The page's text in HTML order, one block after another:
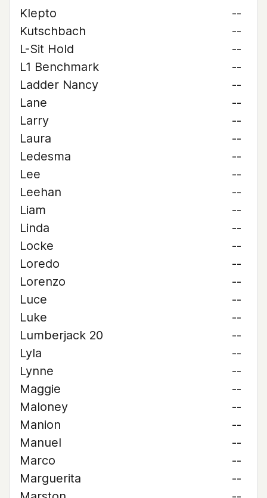
Klepto
--
Kutschbach
--
L-Sit Hold
--
L1 Benchmark
--
Ladder Nancy
--
Lane
--
Larry
--
Laura
--
Ledesma
--
Lee
--
Leehan
--
Liam
--
Linda
--
Locke
--
Loredo
--
Lorenzo
--
Luce
--
Luke
--
Lumberjack 20
--
Lyla
--
Lynne
--
Maggie
--
Maloney
--
Manion
--
Manuel
--
Marco
--
Marguerita
--